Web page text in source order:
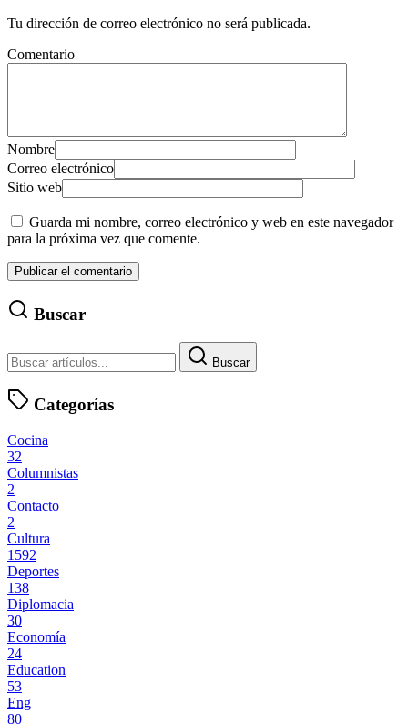
Tu dirección de correo electrónico no será publicada.
Comentario
Nombre
Correo electrónico
Sitio web
Guarda mi nombre, correo electrónico y web en este navegador
para la próxima vez que comente.
Buscar
Buscar
Categorías
Cocina
32
Columnistas
2
Contacto
2
Cultura
1592
Deportes
138
Diplomacia
30
Economía
24
Education
53
Eng
80